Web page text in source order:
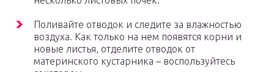
Поливайте отводок и следите за влажностью
воздуха. Как только на нем появятся корни и
новые листья, отделите отводок от
материнского кустарника – воспользуйтесь